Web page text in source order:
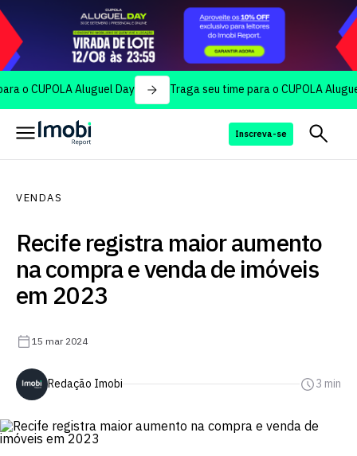
Aluguel Day Traga seu time para o CUPOLA Aluguel Day
Inscreva-se
VENDAS
Recife registra maior aumento
na compra e venda de imóveis
em 2023
15 mar 2024
Redação Imobi 3 min